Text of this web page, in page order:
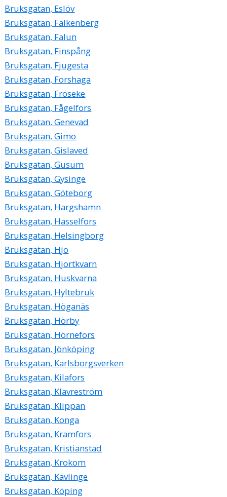
Bruksgatan, Eslöv
Bruksgatan, Falkenberg
Bruksgatan, Falun
Bruksgatan, Finspång
Bruksgatan, Fjugesta
Bruksgatan, Forshaga
Bruksgatan, Fröseke
Bruksgatan, Fågelfors
Bruksgatan, Genevad
Bruksgatan, Gimo
Bruksgatan, Gislaved
Bruksgatan, Gusum
Bruksgatan, Gysinge
Bruksgatan, Göteborg
Bruksgatan, Hargshamn
Bruksgatan, Hasselfors
Bruksgatan, Helsingborg
Bruksgatan, Hjo
Bruksgatan, Hjortkvarn
Bruksgatan, Huskvarna
Bruksgatan, Hyltebruk
Bruksgatan, Höganäs
Bruksgatan, Hörby
Bruksgatan, Hörnefors
Bruksgatan, Jönköping
Bruksgatan, Karlsborgsverken
Bruksgatan, Kilafors
Bruksgatan, Klavreström
Bruksgatan, Klippan
Bruksgatan, Konga
Bruksgatan, Kramfors
Bruksgatan, Kristianstad
Bruksgatan, Krokom
Bruksgatan, Kävlinge
Bruksgatan, Köping